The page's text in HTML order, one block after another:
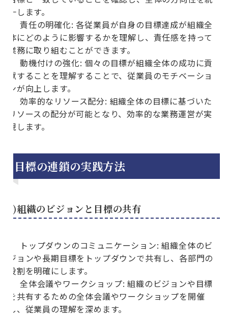
一します。
責任の明確化: 各従業員が自身の目標達成が組織全
体にどのように影響するかを理解し、責任感を持って
業務に取り組むことができます。
動機付けの強化: 個々の目標が組織全体の成功に貢
献することを理解することで、従業員のモチベーショ
ンが向上します。
効率的なリソース配分: 組織全体の目標に基づいた
リソースの配分が可能となり、効率的な業務運営が実
現します。
目標の連鎖の実践方法
1)組織のビジョンと目標の共有
トップダウンのコミュニケーション: 組織全体のビ
ジョンや長期目標をトップダウンで共有し、各部門の
役割を明確にします。
全体会議やワークショップ: 組織のビジョンや目標
を共有するための全体会議やワークショップを開催
し、従業員の理解を深めます。